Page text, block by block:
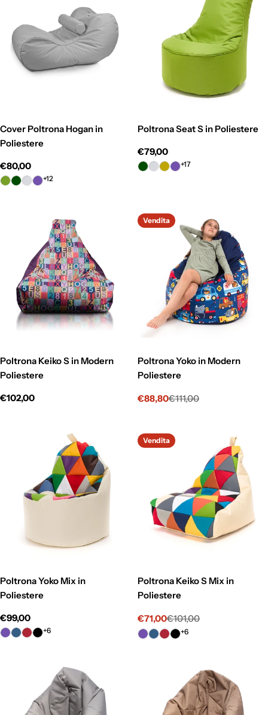
Cover Poltrona Hogan in
Poliestere
Prezzo
normale
€80,00
+12
Poltrona Seat S in Poliestere
Prezzo
normale
€79,00
+17
Poltrona Keiko S in Modern
Poliestere
Prezzo
€102,00
Vendita
Poltrona Yoko in Modern
Poliestere
Prezzo
€88,80
Prezzo€111,00
Poltrona Yoko Mix in
Poliestere
Prezzo
normale
€99,00
+6
Vendita
Poltrona Keiko S Mix in
Poliestere
Prezzo
di
€71,00
Prezzo
normale
€101,00
+6